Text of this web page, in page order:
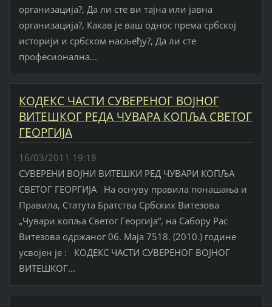
организација?, Да ли сте ви тајна или јавна
организација?, Какав је ваш однос према србској
историји и србском насљеђу?, Да ли сте
професионална...
КОДЕКС ЧАСТИ СУВЕРЕНОГ ВОЈНОГ
ВИТЕШКОГ РЕДА ЧУВАРА КОПЉА СВЕТОГ
ГЕОРГИЈА
16/03/2011 19:18
СУВЕРЕНИ ВОЈНИ ВИТЕШКИ РЕД ЧУВАРИ КОПЉА
СВЕТОГ ГЕОРГИЈА На оснуву правила понашања и
Правила, Статута Братства Србских Витезова
„Чувари копља Светог Георгија“, на Сабору Рас
Витезова одржаног 06. Маја 7518. (2010.) године
усвојен је : КОДЕКС ЧАСТИ СУВЕРЕНОГ ВОЈНОГ
ВИТЕШКОГ...